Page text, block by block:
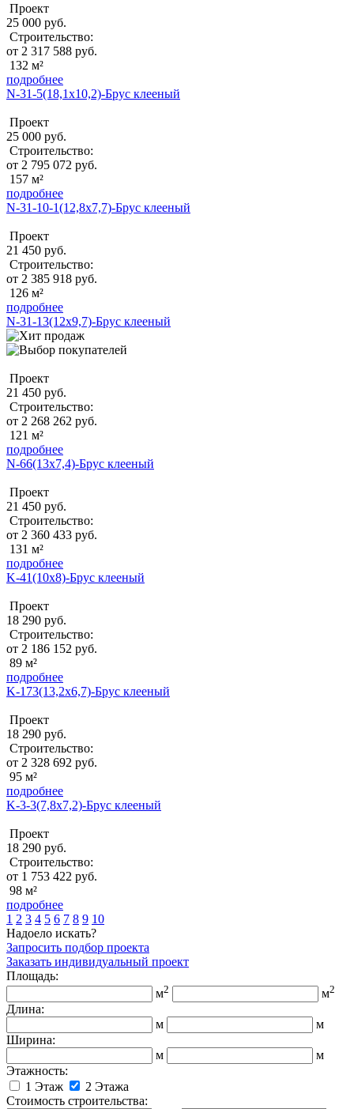
Проект
25 000 руб.
Строительство:
от 2 317 588 руб.
132 м²
подробнее
N-31-5(18,1х10,2)-Брус клееный
Проект
25 000 руб.
Строительство:
от 2 795 072 руб.
157 м²
подробнее
N-31-10-1(12,8х7,7)-Брус клееный
Проект
21 450 руб.
Строительство:
от 2 385 918 руб.
126 м²
подробнее
N-31-13(12х9,7)-Брус клееный
Проект
21 450 руб.
Строительство:
от 2 268 262 руб.
121 м²
подробнее
N-66(13х7,4)-Брус клееный
Проект
21 450 руб.
Строительство:
от 2 360 433 руб.
131 м²
подробнее
K-41(10х8)-Брус клееный
Проект
18 290 руб.
Строительство:
от 2 186 152 руб.
89 м²
подробнее
K-173(13,2х6,7)-Брус клееный
Проект
18 290 руб.
Строительство:
от 2 328 692 руб.
95 м²
подробнее
K-3-3(7,8х7,2)-Брус клееный
Проект
18 290 руб.
Строительство:
от 1 753 422 руб.
98 м²
подробнее
1 2 3 4 5 6 7 8 9 10
Надоело искать?
Запросить подбор проекта
Заказать индивидуальный проект
Площадь:
м2 м2
Длина:
м
м
Ширина:
м
м
Этажность:
1 Этаж
2 Этажа
Стоимость строительства: